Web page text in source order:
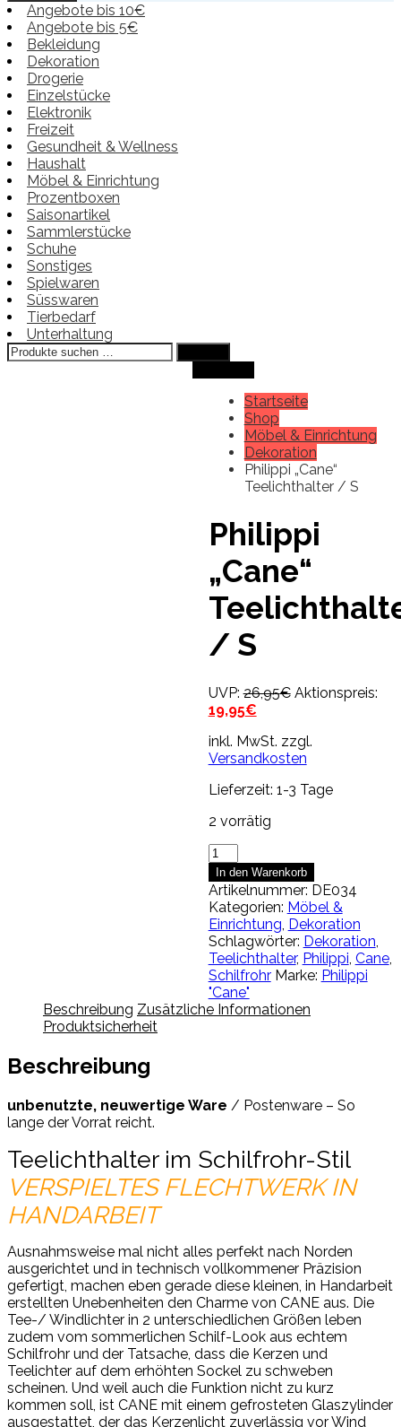
Angebote bis 10€
Angebote bis 5€
Bekleidung
Dekoration
Drogerie
Einzelstücke
Elektronik
Freizeit
Gesundheit & Wellness
Haushalt
Möbel & Einrichtung
Prozentboxen
Saisonartikel
Sammlerstücke
Schuhe
Sonstiges
Spielwaren
Süsswaren
Tierbedarf
Unterhaltung
Suchen
nach:
Startseite
Shop
Möbel & Einrichtung
Dekoration
Philippi „Cane“
Teelichthalter / S
Philippi
„Cane“
/ S
UVP: 26,95€ Ursprünglicher
26,95€
Aktionspreis:
19,95€Aktueller
ist:
19,95€.
inkl. MwSt. zzgl.
Versandkosten
Lieferzeit: 1-3 Tage
2 vorrätig
Philippi
"Cane"
Teelichthalter
/
S
Menge
In den Warenkorb
Artikelnummer: DE034
Kategorien: Möbel &
Einrichtung Dekoration
Schlagwörter: Dekoration
Teelichthalter, Philippi Cane,
Schilfrohr Marke: Philippi
"Cane"
Beschreibung Zusätzliche Informationen
Produktsicherheit
Beschreibung
unbenutzte, neuwertige Ware / Postenware – So
lange der Vorrat reicht.
Teelichthalter im Schilfrohr-Stil
VERSPIELTES FLECHTWERK IN
HANDARBEIT
Ausnahmsweise mal nicht alles perfekt nach Norden
ausgerichtet und in technisch vollkommener Präzision
gefertigt, machen eben gerade diese kleinen, in Handarbeit
erstellten Unebenheiten den Charme von CANE aus. Die
Tee-/ Windlichter in 2 unterschiedlichen Größen leben
zudem vom sommerlichen Schilf-Look aus echtem
Schilfrohr und der Tatsache, dass die Kerzen und
Teelichter auf dem erhöhten Sockel zu schweben
scheinen. Und weil auch die Funktion nicht zu kurz
kommen soll, ist CANE mit einem gefrosteten Glaszylinder
ausgestattet, der das Kerzenlicht zuverlässig vor Wind